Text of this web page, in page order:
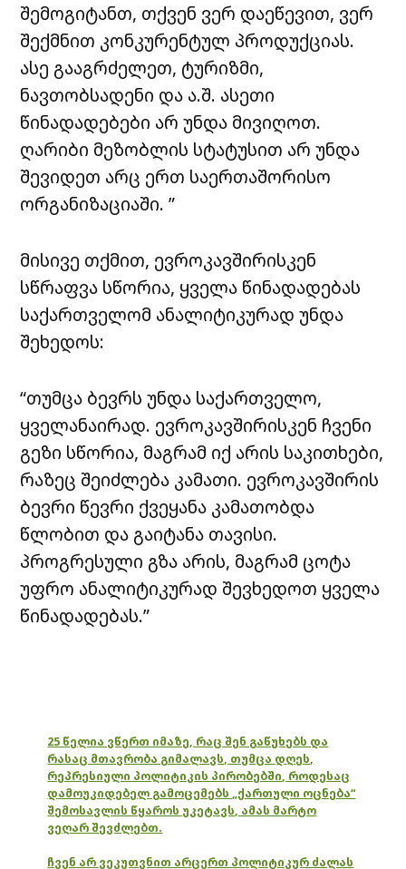
შემოგიტანთ, თქვენ ვერ დაეწევით, ვერ
შექმნით კონკურენტულ პროდუქციას.
ასე გააგრძელეთ, ტურიზმი,
ნავთობსადენი და ა.შ. ასეთი
წინადადებები არ უნდა მივიღოთ.
ღარიბი მეზობლის სტატუსით არ უნდა
შევიდეთ არც ერთ საერთაშორისო
ორგანიზაციაში. ”
მისივე თქმით, ევროკავშირისკენ
სწრაფვა სწორია, ყველა წინადადებას
საქართველომ ანალიტიკურად უნდა
შეხედოს:
“თუმცა ბევრს უნდა საქართველო,
ყველანაირად. ევროკავშირისკენ ჩვენი
გეზი სწორია, მაგრამ იქ არის საკითხები,
რაზეც შეიძლება კამათი. ევროკავშირის
ბევრი წევრი ქვეყანა კამათობდა
წლობით და გაიტანა თავისი.
პროგრესული გზა არის, მაგრამ ცოტა
უფრო ანალიტიკურად შევხედოთ ყველა
წინადადებას.”
25 წელია ვწერთ იმაზე, რაც შენ გაწუხებს და
რასაც მთავრობა გიმალავს, თუმცა დღეს,
რეპრესიული პოლიტიკის პირობებში, როდესაც
დამოუკიდებელ გამოცემებს „ქართული ოცნება“
შემოსავლის წყაროს უკეტავს, ამას მარტო
ვეღარ შევძლებთ.
ჩვენ არ ვეკუთვნით არცერთ პოლიტიკურ ძალას